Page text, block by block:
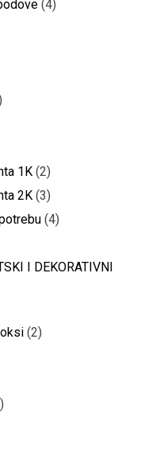
(4)
1K (2)
2K (3)
(4)
I DEKORATIVNI
(2)